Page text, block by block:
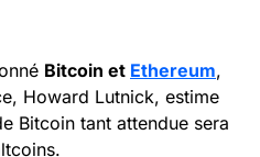
Bitcoin et Ethereum,
Howard Lutnick, estime
Bitcoin tant attendue sera